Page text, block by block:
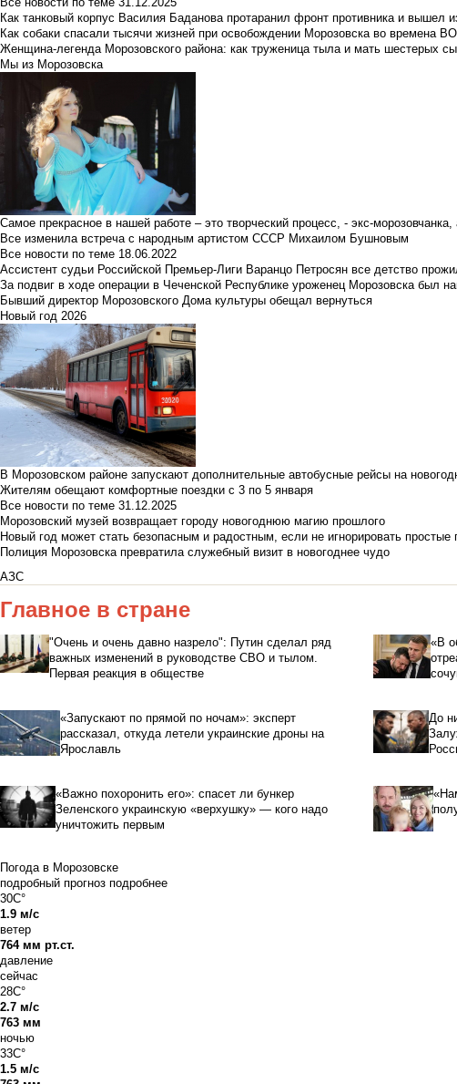
Как танковый корпус Василия Баданова протаранил фронт противника и вышел
Как собаки спасали тысячи жизней при освобождении Морозовска во времена
Женщина-легенда Морозовского района: как труженица тыла и мать шестерых
Мы из Морозовска
Самое прекрасное в нашей работе – это творческий процесс, - экс-
Все изменила встреча с народным артистом СССР Михаилом Бушновым
Все новости по теме 18.06.2022
Ассистент судьи Российской Премьер-Лиги Варанцо Петросян все детство
За подвиг в ходе операции в Чеченской Республике уроженец Морозовска был
Бывший директор Морозовского Дома культуры обещал вернуться
Новый год 2026
В Морозовском районе запускают дополнительные автобусные рейсы на
Жителям обещают комфортные поездки с 3 по 5 января
Все новости по теме 31.12.2025
Морозовский музей возвращает городу новогоднюю магию прошлого
Новый год может стать безопасным и радостным, если не игнорировать простые
Полиция Морозовска превратила служебный визит в новогоднее чудо
АЗС
Главное в стране
"Очень и очень давно назрело": Путин сделал ряд
важных изменений в руководстве СВО и тылом.
Первая реакция в обществе
«В
«Запускают по прямой по ночам»: эксперт
рассказал, откуда летели украинские дроны на
Ярославль
До
«Важно похоронить его»: спасет ли бункер
Зеленского украинскую «верхушку» — кого надо
уничтожить первым
Погода в Морозовске
подробный прогноз подробнее
30C°
1.9 м/с
ветер
764 мм рт.ст.
давление
сейчас
28C°
2.7 м/с
763 мм
ночью
33C°
1.5 м/с